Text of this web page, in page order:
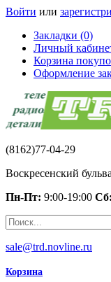
Войти или
Закладки (0)
Личный
Корзина
Оформление
(8162)77-04-29
Воскресенский
Пн-Пт: 9:00-19:00 Сб:
sale@trd.novline.ru
Корзина